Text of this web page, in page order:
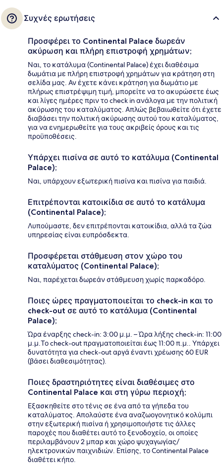
Συχνές ερωτήσεις
Προσφέρει το Continental Palace δωρεάν
ακύρωση και πλήρη επιστροφή χρημάτων;
Ναι, το κατάλυμα (Continental Palace) έχει διαθέσιμα
δωμάτια με πλήρη επιστροφή χρημάτων για κράτηση στη
σελίδα μας. Αν έχετε κάνει κράτηση για δωμάτιο με
πλήρως επιστρέψιμη τιμή, μπορείτε να το ακυρώσετε έως
και λίγες ημέρες πριν το check in ανάλογα με την πολιτική
ακύρωσης του καταλύματος. Απλώς βεβαιωθείτε ότι έχετε
διαβάσει την πολιτική ακύρωσης αυτού του καταλύματος,
για να ενημερωθείτε για τους ακριβείς όρους και τις
προϋποθέσεις.
Υπάρχει πισίνα σε αυτό το κατάλυμα (Continental
Palace);
Ναι, υπάρχουν εξωτερική πισίνα και πισίνα για παιδιά.
Επιτρέπονται κατοικίδια σε αυτό το κατάλυμα
(Continental Palace);
Λυπούμαστε, δεν επιτρέπονται κατοικίδια, αλλά τα ζώα
υπηρεσίας είναι ευπρόσδεκτα.
Προσφέρεται στάθμευση στον χώρο του
καταλύματος (Continental Palace);
Ναι, παρέχεται δωρεάν στάθμευση χωρίς παρκαδόρο.
Ποιες ώρες πραγματοποιείται το check-in και το
check-out σε αυτό το κατάλυμα (Continental
Palace);
Ώρα έναρξης check-in: 3:00 μ.μ. – Ώρα λήξης check-in: 11:00
μ.μ.Το check-out πραγματοποιείται έως 11:00 π.μ.. Υπάρχει
δυνατότητα για check-out αργά έναντι χρέωσης 60 EUR
(βάσει διαθεσιμότητας).
Ποιες δραστηριότητες είναι διαθέσιμες στο
Continental Palace και στη γύρω περιοχή;
Εξασκηθείτε στο τένις σε ένα από τα γήπεδα του
καταλύματος. Απολαύστε ένα αναζωογονητικό κολύμπι
στην εξωτερική πισίνα ή χρησιμοποιήστε τις άλλες
παροχές που διαθέτει αυτό το ξενοδοχείο, οι οποίες
περιλαμβάνουν 2 μπαρ και χώρο ψυχαγωγίας/
ηλεκτρονικών παιχνιδιών. Επίσης, το Continental Palace
διαθέτει κήπο.